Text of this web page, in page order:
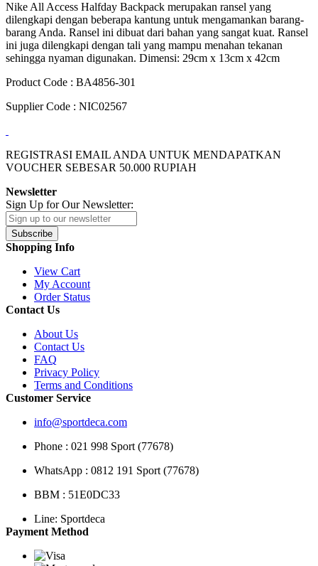
Nike All Access Halfday Backpack merupakan ransel yang
dilengkapi dengan beberapa kantung untuk mengamankan barang-
barang Anda. Ransel ini dibuat dari bahan yang sangat kuat. Ransel
ini juga dilengkapi dengan tali yang mampu menahan tekanan
sehingga nyaman digunakan. Dimensi: 29cm x 13cm x 42cm
Product Code : BA4856-301
Supplier Code : NIC02567
REGISTRASI EMAIL ANDA UNTUK MENDAPATKAN
VOUCHER SEBESAR 50.000 RUPIAH
Newsletter
Sign Up for Our Newsletter:
Subscribe
Shopping Info
View Cart
My Account
Order Status
Contact Us
About Us
Contact Us
FAQ
Privacy Policy
Terms and Conditions
Customer Service
info@sportdeca.com
Phone : 021 998 Sport (77678)
WhatsApp : 0812 191 Sport (77678)
BBM : 51E0DC33
Line: Sportdeca
Payment Method